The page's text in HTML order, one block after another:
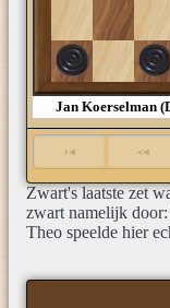
5
Jan Koerselman
Zwart's laatste zet
zwart namelijk
Theo speelde hier